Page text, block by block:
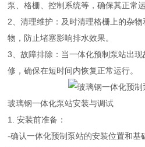
泵、格栅、控制系统等，确保其正常运
2、清理维护：及时清理格栅上的杂
物，防止堵塞影响排水效果。
3、故障排除：当一体化预制泵站出
修，确保在短时间内恢复正常运行。
玻璃钢一体化泵站安装与调试
1. 安装前准备：
-确认一体化预制泵站的安装位置和基